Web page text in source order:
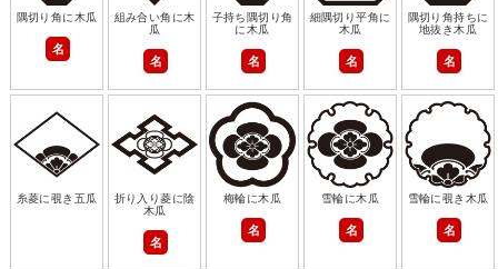
隅切り角に木瓜
名
組み合い角に木
瓜
名
子持ち隅切り角
に木瓜
名
細隅切り平角に
木瓜
名
隅切り角持ちに
地抜き木瓜
名
糸菱に覗き五瓜
折り入り菱に陰
木瓜
名
梅輪に木瓜
名
雪輪に木瓜
名
雪輪に覗き木瓜
名